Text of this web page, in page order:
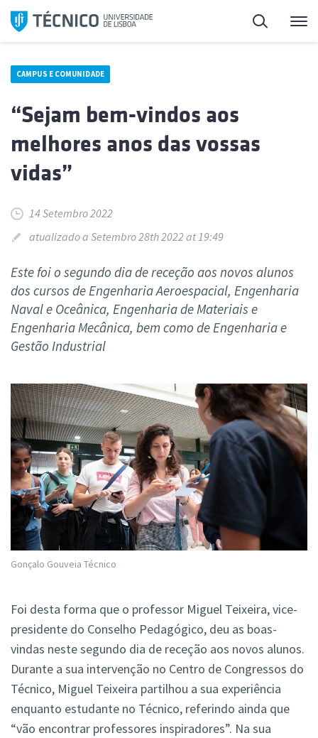
Saltar
para
Pesquisa
CAMPUS E COMUNIDADE
“Sejam bem-vindos aos
melhores anos das vossas
vidas”
14 Setembro 2022
atualizado a Setembro 28th 2022 at 19:49
Este foi o segundo dia de receção aos novos alunos
dos cursos de Engenharia Aeroespacial, Engenharia
Naval e Oceânica, Engenharia de Materiais e
Engenharia Mecânica, bem como de Engenharia e
Gestão Industrial
Gonçalo Gouveia Técnico
Foi desta forma que o professor Miguel Teixeira, vice-
presidente do Conselho Pedagógico, deu as boas-
vindas neste segundo dia de receção aos novos alunos.
Durante a sua intervenção no Centro de Congressos do
Técnico, Miguel Teixeira partilhou a sua experiência
enquanto estudante no Técnico, referindo ainda que
“vão encontrar professores inspiradores”. Na sua